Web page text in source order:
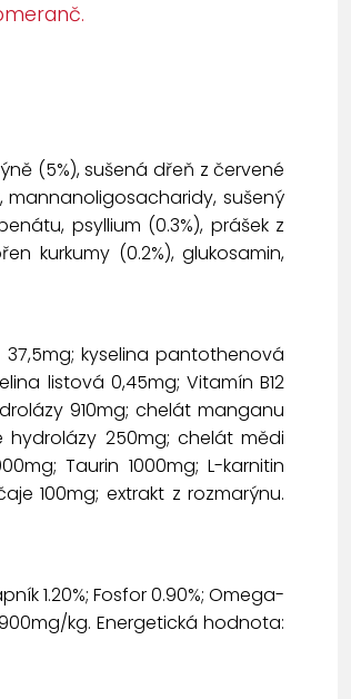
(5%), sušená dřeň z červené
mannanoligosacharidy, sušený
psyllium (0.3%), prášek z
kurkumy (0.2%), glukosamin,
37,5mg; kyselina pantothenová
listová 0,45mg; Vitamín B12
910mg; chelát manganu
250mg; chelát mědi
Taurin 1000mg; L-karnitin
100mg; extrakt z rozmarýnu.
1.20%; Fosfor 0.90%; Omega-
900mg/kg. Energetická hodnota: